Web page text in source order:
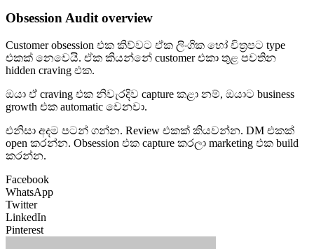
Obsession Audit overview
Customer obsession එක කිව්වට ඒක ලිංගික හෝ චිත්‍රපට type
එකක් නෙවෙයි. ඒක කියන්නේ customer එකා තුළ පවතින
hidden craving එක.
ඔයා ඒ craving එක නිවැරදිව capture කළා නම්, ඔයාට business
growth එක automatic වෙනවා.
එනිසා අදම පටන් ගන්න. Review එකක් කියවන්න. DM එකක්
open කරන්න. Obsession එක capture කරලා marketing එක build
කරන්න.
Facebook
WhatsApp
Twitter
LinkedIn
Pinterest